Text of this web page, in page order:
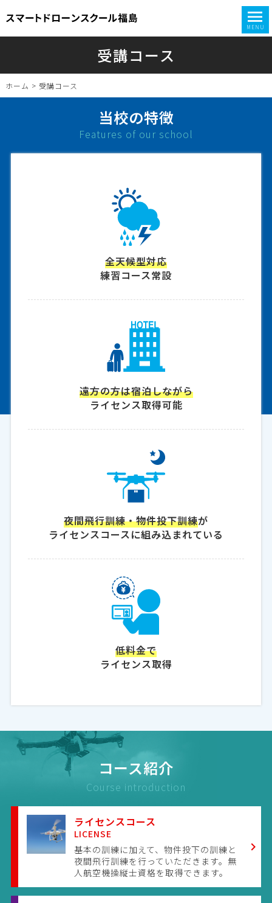
MENU
受講コース
ホーム > 受講コース
当校の特徴
Features of our school
全天候型対応
練習コース常設
遠方の方は宿泊しながら
ライセンス取得可能
夜間飛行訓練・物件投下訓練が
ライセンスコースに組み込まれている
低料金で
ライセンス取得
コース紹介
Course introduction
ライセンスコース
LICENSE
基本の訓練に加えて、物件投下の訓練と
夜間飛行訓練を行っていただきます。無
人航空機操縦士資格を取得できます。